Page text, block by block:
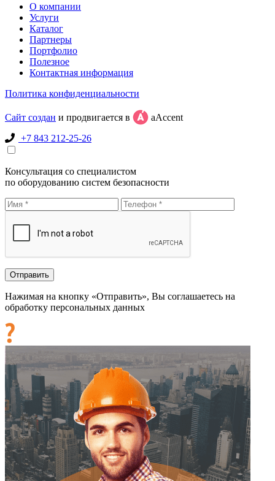
О компании
Услуги
Каталог
Партнеры
Портфолио
Полезное
Контактная информация
Политика конфиденциальности
Сайт создан и продвигается в
aAccent
+7 843 212-25-26
Консультация со специалистом
по оборудованию систем безопасности
Нажимая на кнопку «Отправить», Вы соглашаетесь на
обработку персональных данных